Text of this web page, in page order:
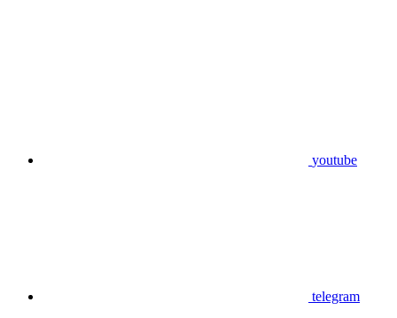
youtube
telegram